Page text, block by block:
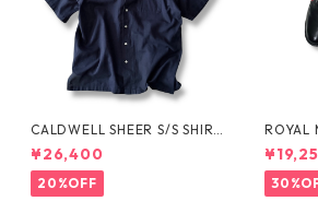
CALDWELL SHEER S/S SHIRT
by Polo Ralph Lauren
¥26,400
20%OFF
ROYAL
TS by